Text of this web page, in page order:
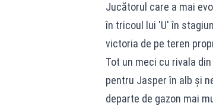
Jucătorul care a mai
în tricoul lui 'U' în
victoria de pe teren
Tot un meci cu rivala
pentru Jasper în alb și
departe de gazon mai